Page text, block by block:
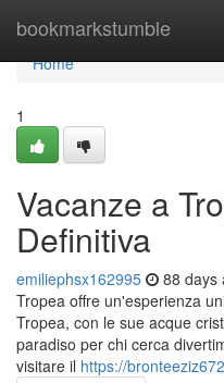
bookmarkstumble
Home
Home
1
Vacanze a
Definitiva
emiliephsx162995 88 days
Tropea offre un'esperienza
Tropea, con le sue acque
paradiso per chi cerca
visitare il https://